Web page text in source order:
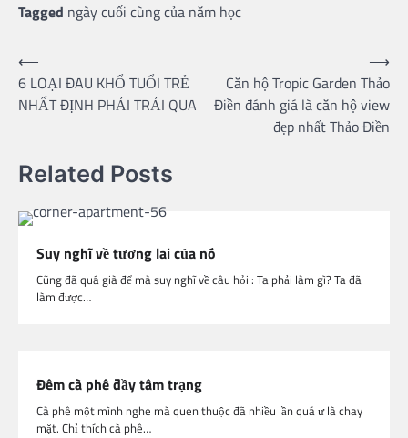
Tagged ngày cuối cùng của năm học
Post
navigation
⟵
6 LOẠI ĐAU KHỔ TUỔI TRẺ
NHẤT ĐỊNH PHẢI TRẢI QUA
Căn hộ Tropic Garden Thảo
Điền đánh giá là căn hộ view
đẹp nhất Thảo Điền
⟶
Related Posts
Suy nghĩ về tương lai của nó
Cũng đã quá già để mà suy nghĩ về câu hỏi : Ta phải làm gì? Ta đã
làm được…
Đêm cà phê đầy tâm trạng
Cà phê một mình nghe mà quen thuộc đã nhiều lần quá ư là chay
mặt. Chỉ thích cà phê…